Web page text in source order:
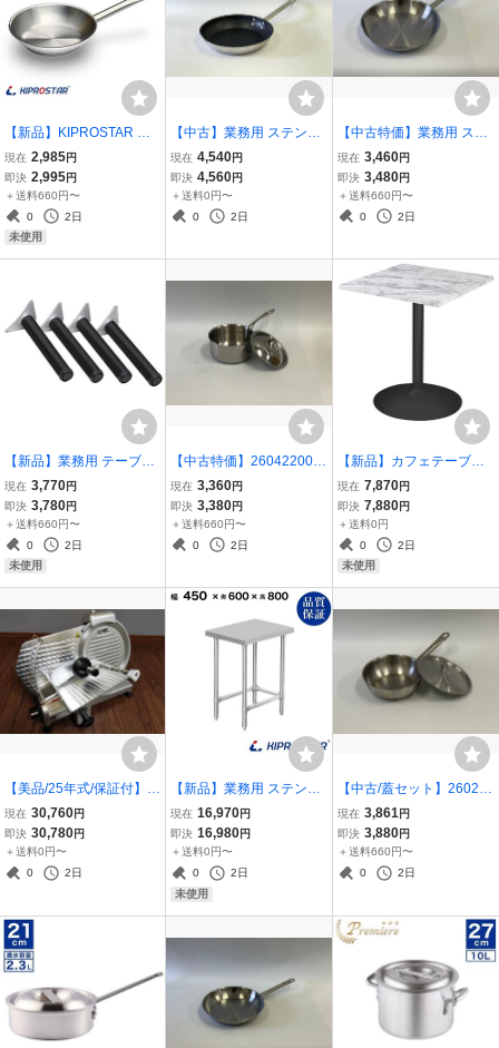
【新品】KIPROSTAR 業
務用 ステンレスフライパ
ン 20cm IH対応 フライパ
ン IH 電磁調理器対応
現在 2,985円
即決 2,995円
＋送料660円〜
0
2日
未使用
【中古】業務用 ステンレ
スフライパン フッ素コー
ティング 28cm IH対応 直
火対応 キプロスター KIP
ROSTAR IHFP-T28 プロ 2
現在 4,540円
即決 4,560円
＋送料0円〜
0
2日
【中古特価】業務用 ステ
ンレスフライパン 30cm I
H対応 直火対応 フライパ
ン キプロスター IHFP-30
KIPROSTAR 電磁調理器
現在 3,460円
即決 3,480円
＋送料660円〜
0
2日
【新品】業務用 テーブル
脚 4本セット 高さ30cm
アイアン脚 ブラック DIY
丸脚 ローテーブル
現在 3,770円
即決 3,780円
＋送料660円〜
0
2日
未使用
【中古特価】260422002
業務用 ステンレス 片手鍋
18cm (蓋付) IH対応 ガス
火対応 ステンレス鍋 ソー
スパン ミルクパン フタセ
現在 3,360円
即決 3,380円
＋送料660円〜
0
2日
【新品】カフェテーブル
角型 CT-F60S ホワイトマ
ーブル 黒脚 幅60cm ダイ
ニングテーブル 机
現在 7,870円
即決 7,880円
＋送料0円
0
2日
未使用
【美品/25年式/保証付】2
50619001 ミートスライ
サー 回転刃22cm 220mm
PRO-220YS-B ハムスラ
イサー KIPROSTAR(キプ
現在 30,760円
即決 30,780円
＋送料0円〜
0
2日
【新品】業務用 ステンレ
ス 作業台 三方枠 板厚1.2
mmモデル 450×600×800
調理台 ワークテーブル
現在 16,970円
即決 16,980円
＋送料0円〜
0
2日
未使用
【中古/蓋セット】260220
001 業務用 深型フライパ
ン コニカルパン ステンレ
ス 20cm 専用蓋セット 深
型 IH対応 KIPROSTAR キ
現在 3,861円
即決 3,880円
＋送料660円〜
0
2日